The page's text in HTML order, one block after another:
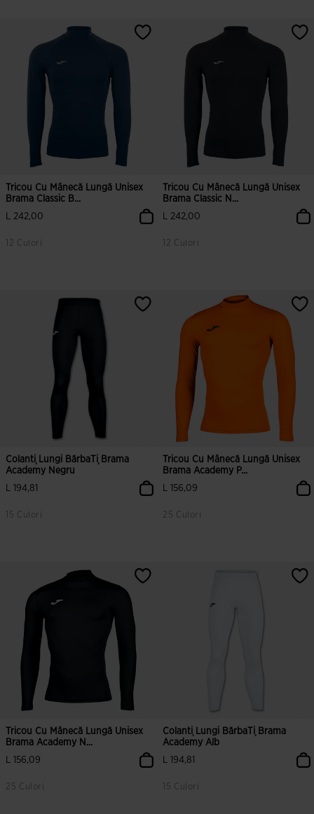
Tricou Cu Mânecă Lungă Unisex
Brama Classic B...
L 242,00
12 Culori
Tricou Cu Mânecă Lungă Unisex
Brama Classic N...
L 242,00
12 Culori
Colanți Lungi BărbaȚi Brama
Academy Negru
L 194,81
15 Culori
Tricou Cu Mânecă Lungă Unisex
Brama Academy P...
L 156,09
25 Culori
Tricou Cu Mânecă Lungă Unisex
Brama Academy N...
L 156,09
25 Culori
Colanți Lungi BărbaȚi Brama
Academy Alb
L 194,81
15 Culori